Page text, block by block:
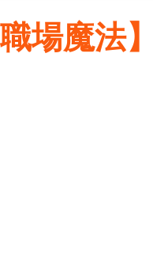
場魔法